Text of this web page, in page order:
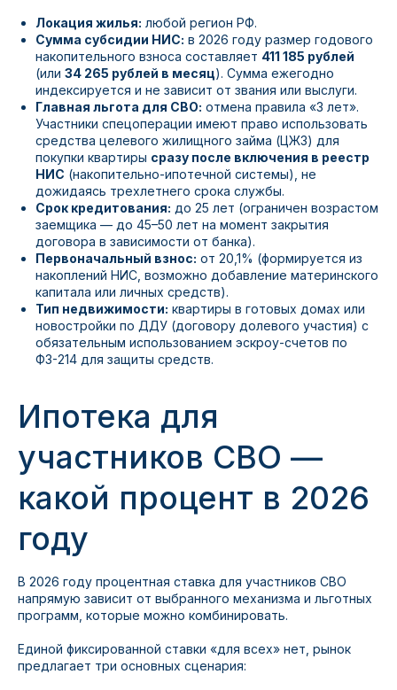
Локация жилья: любой регион РФ.
Сумма субсидии НИС: в 2026 году размер годового
накопительного взноса составляет 411 185 рублей
(или 34 265 рублей в месяц). Сумма ежегодно
индексируется и не зависит от звания или выслуги.
Главная льгота для СВО: отмена правила «3 лет».
Участники спецоперации имеют право использовать
средства целевого жилищного займа (ЦЖЗ) для
покупки квартиры сразу после включения в реестр
НИС (накопительно-ипотечной системы), не
дожидаясь трехлетнего срока службы.
Срок кредитования: до 25 лет (ограничен возрастом
заемщика — до 45–50 лет на момент закрытия
договора в зависимости от банка).
Первоначальный взнос: от 20,1% (формируется из
накоплений НИС, возможно добавление материнского
капитала или личных средств).
Тип недвижимости: квартиры в готовых домах или
новостройки по ДДУ (договору долевого участия) с
обязательным использованием эскроу-счетов по
ФЗ-214 для защиты средств.
Ипотека для
участников СВО —
какой процент в 2026
году
В 2026 году процентная ставка для участников СВО
напрямую зависит от выбранного механизма и льготных
программ, которые можно комбинировать.
Единой фиксированной ставки «для всех» нет, рынок
предлагает три основных сценария: